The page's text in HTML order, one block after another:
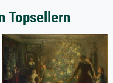
Topsellern